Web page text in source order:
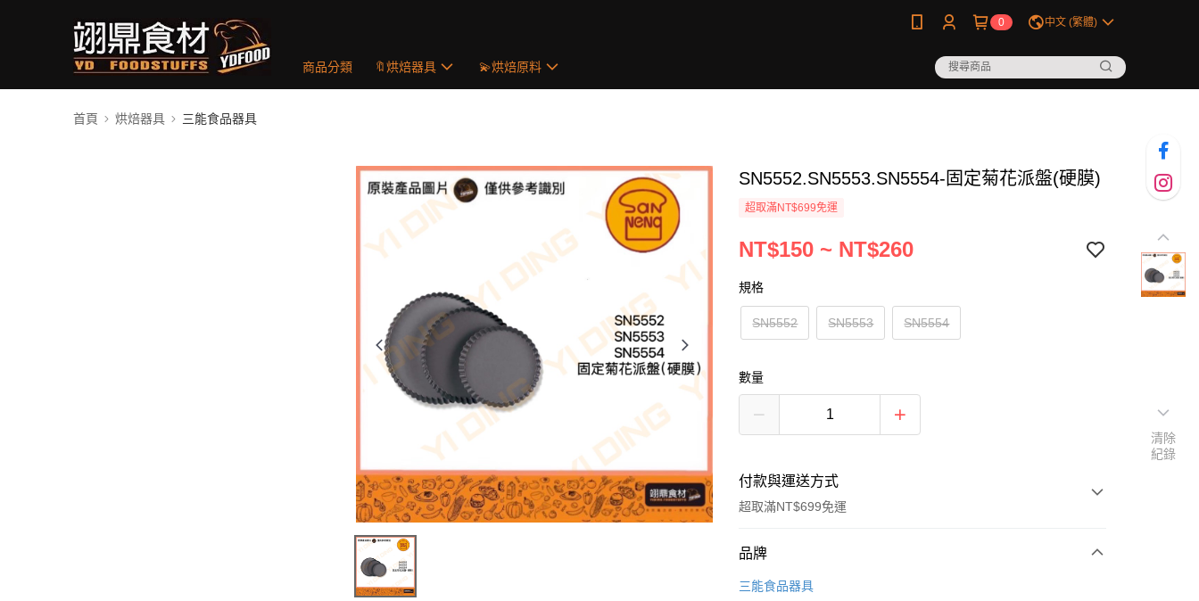
0 中文 (繁體)
商品分類 🔖烘焙器具 💫烘焙原料
首頁 烘焙器具 三能食品器具
SN5552.SN5553.SN5554-固定菊花派盤(硬膜)
超取滿NT$699免運
NT$150 ~ NT$260
規格
SN5552 SN5553 SN5554
數量
付款與運送方式
超取滿NT$699免運
付款方式
信用卡一次付款
品牌
三能食品器具
清除
紀錄